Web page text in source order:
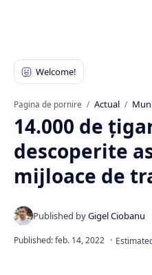
Pagina de pornire Actual
14.000 de
descoperite
mijloace de